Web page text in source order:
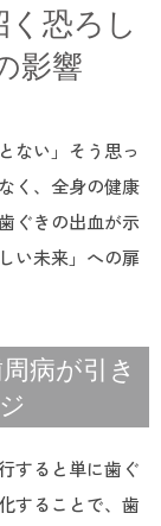
く恐ろし
影響
ない」そう思っ
く、全身の健康
ぐきの出血が示
い未来」への扉
病が引き
すると単に歯ぐ
することで、歯